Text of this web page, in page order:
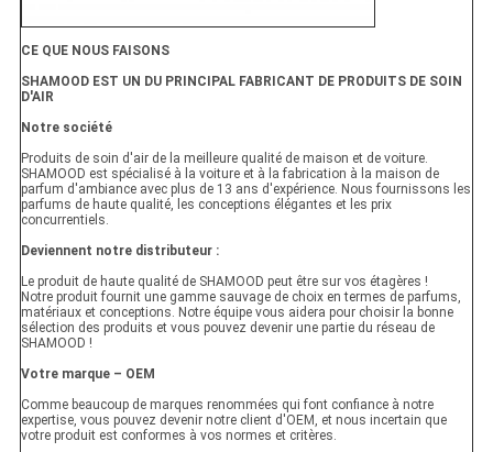
CE QUE NOUS FAISONS
SHAMOOD EST UN DU PRINCIPAL FABRICANT DE PRODUITS DE SOIN
D'AIR
Notre société
Produits de soin d'air de la meilleure qualité de maison et de voiture.
SHAMOOD est spécialisé à la voiture et à la fabrication à la maison de
parfum d'ambiance avec plus de 13 ans d'expérience. Nous fournissons les
parfums de haute qualité, les conceptions élégantes et les prix
concurrentiels.
Deviennent notre distributeur :
Le produit de haute qualité de SHAMOOD peut être sur vos étagères !
Notre produit fournit une gamme sauvage de choix en termes de parfums,
matériaux et conceptions. Notre équipe vous aidera pour choisir la bonne
sélection des produits et vous pouvez devenir une partie du réseau de
SHAMOOD !
Votre marque – OEM
Comme beaucoup de marques renommées qui font confiance à notre
expertise, vous pouvez devenir notre client d'OEM, et nous incertain que
votre produit est conformes à vos normes et critères.